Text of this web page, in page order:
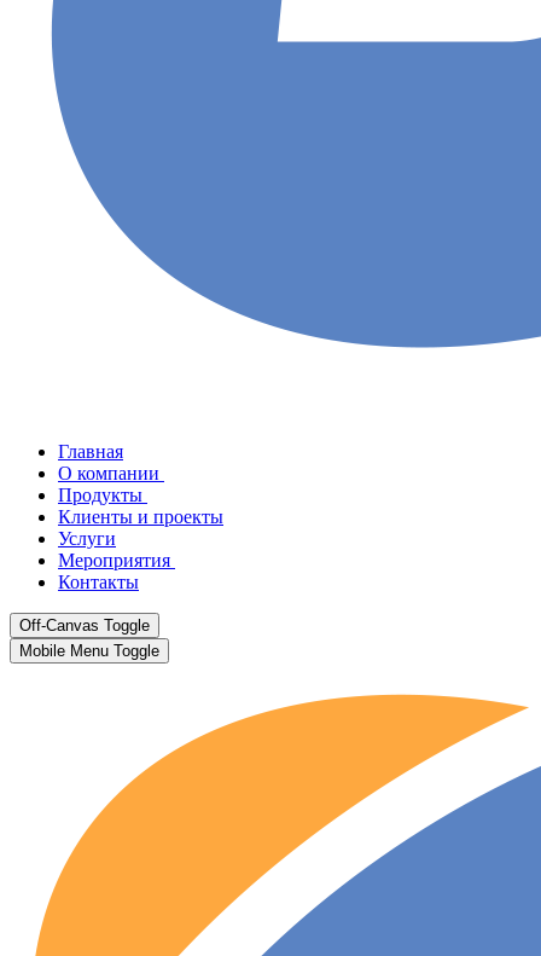
Главная
О компании
Продукты
Клиенты и проекты
Услуги
Мероприятия
Контакты
Off-Canvas Toggle
Mobile Menu Toggle